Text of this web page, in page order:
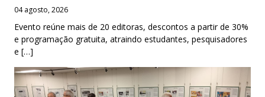
04 agosto, 2026
Evento reúne mais de 20 editoras, descontos a partir de 30%
e programação gratuita, atraindo estudantes, pesquisadores
e […]